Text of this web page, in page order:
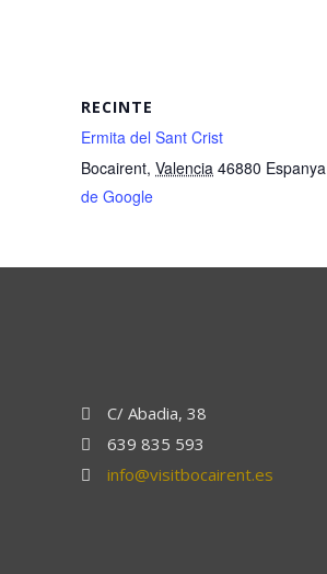
RECINTE
Ermita del Sant Crist
Bocairent, Valencia 46880 Espanya
de Google
C/ Abadia, 38
639 835 593
info@visitbocairent.es